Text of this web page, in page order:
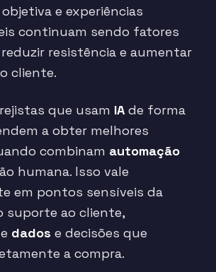
e experiências
continuam sendo fatores
resistência e aumentar
cliente.
que usam IA de forma
a obter melhores
combinam automação
humana. Isso vale
em pontos sensíveis da
suporte ao cliente,
dados e decisões que
a compra.